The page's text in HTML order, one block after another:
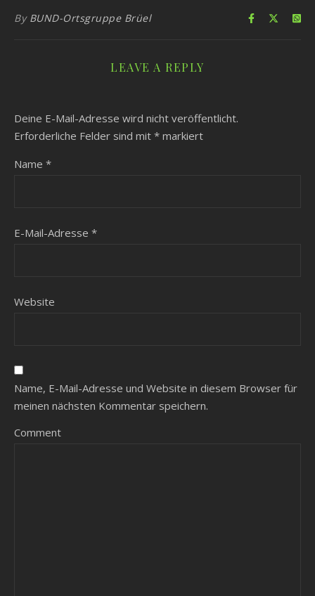
By BUND-Ortsgruppe Brüel
LEAVE A REPLY
Deine E-Mail-Adresse wird nicht veröffentlicht.
Erforderliche Felder sind mit * markiert
Name *
E-Mail-Adresse *
Website
Name, E-Mail-Adresse und Website in diesem Browser für
meinen nächsten Kommentar speichern.
Comment